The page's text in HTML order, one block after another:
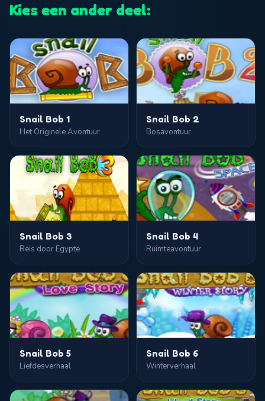
Kies een ander deel:
Snail Bob 1
Het Originele Avontuur
Snail Bob 2
Bosavontuur
Snail Bob 3
Reis door Egypte
Snail Bob 4
Ruimteavontuur
Snail Bob 5
Liefdesverhaal
Snail Bob 6
Winterverhaal